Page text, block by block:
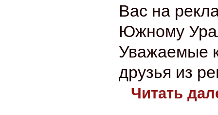
Вас на
Южному
Уважаемые
друзья из
Читать